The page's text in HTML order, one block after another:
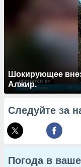
Шокирующее
Алжир.
Следуйте за
Погода в